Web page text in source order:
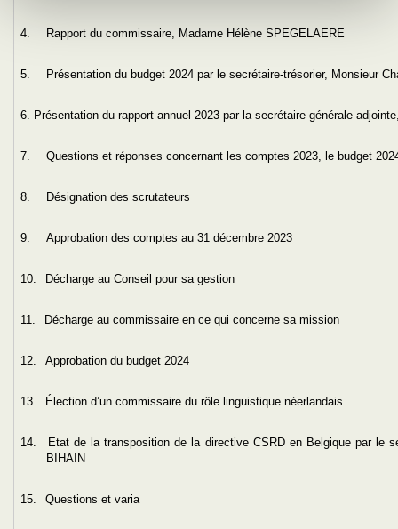
4. Rapport du commissaire, Madame Hélène SPEGELAERE
5. Présentation du budget 2024 par le secrétaire-trésorier, Monsieur
6. Présentation du rapport annuel 2023 par la secrétaire générale
7. Questions et réponses concernant les comptes 2023, le budget
8. Désignation des scrutateurs
9. Approbation des comptes au 31 décembre 2023
10. Décharge au Conseil pour sa gestion
11. Décharge au commissaire en ce qui concerne sa mission
12. Approbation du budget 2024
13. Élection d’un commissaire du rôle linguistique néerlandais
14.
Etat de la transposition de la directive CSRD en Belgique par le
BIHAIN
15. Questions et varia